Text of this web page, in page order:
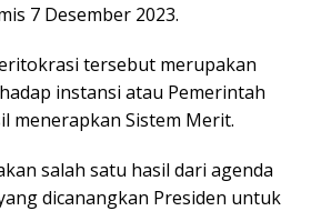
7 Desember 2023.
tersebut merupakan
instansi atau Pemerintah
menerapkan Sistem Merit.
salah satu hasil dari agenda
dicanangkan Presiden untuk